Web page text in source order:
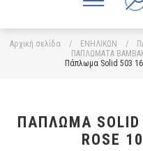
Αρχική σελίδα / ΕΝΗΛΙΚΩΝ /
ΠΑΠΛΩΜΑΤΑ
Πάπλωμα Solid 503
ΠΆΠΛΩΜΑ SOLID
ROSE